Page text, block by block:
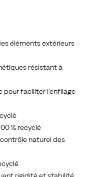
éléments extérieurs
résistant à
pour faciliter l'enfilage
% recyclé
naturel des